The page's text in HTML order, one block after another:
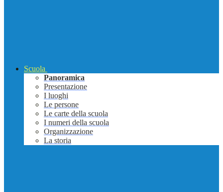
Scuola
Panoramica
Presentazione
I luoghi
Le persone
Le carte della scuola
I numeri della scuola
Organizzazione
La storia